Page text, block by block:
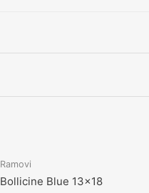
Ramovi
Bollicine Blue 13×18